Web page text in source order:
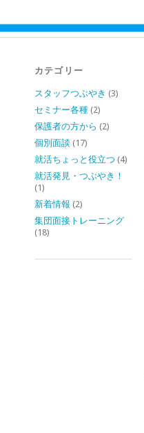
カテゴリー
スタッフつぶやき (3)
セミナー各種(2)
保護者の方から (2)
個別面談 (17)
就活ちょっと役立つ (4)
就活発見・つぶやき！
(1)
新着情報 (2)
集団面接トレーニング
(18)